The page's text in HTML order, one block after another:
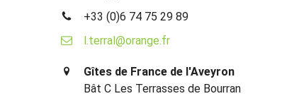
+33 (0)6 74 75 29 89
l.terral@orange.fr
Gîtes de France de l'Aveyron
Bât C Les Terrasses de Bourran